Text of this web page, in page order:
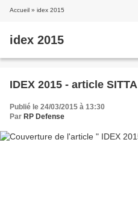
Accueil » idex 2015
idex 2015
IDEX 2015 - article SITTA
Publié le 24/03/2015 à 13:30
Par RP Defense